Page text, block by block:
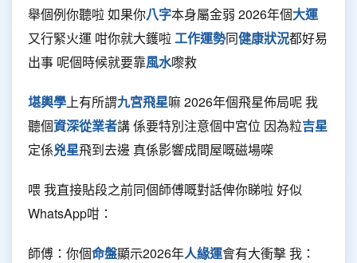
舉個例你聽啦 如果你八字本身屬金弱 2026年個大運
又行緊火運 咁你就大鑊啦工作運勢同健康狀況都好易
出事 呢個時候就要靠風水嚟救
堪輿學上有所謂九宮飛星嘛 2026年個飛星佈局呢 我
聽個資深從業者講 係要特別注意個中宮位 因為粒吉星
定係兇星飛到去邊 真係影響成間屋嘅磁場㗎
喂 我直接貼段之前同個師傅嘅對話俾你睇啦 好似
WhatsApp咁：
師傅：你個命盤顯示2026年人緣運會有大衝擊 我：